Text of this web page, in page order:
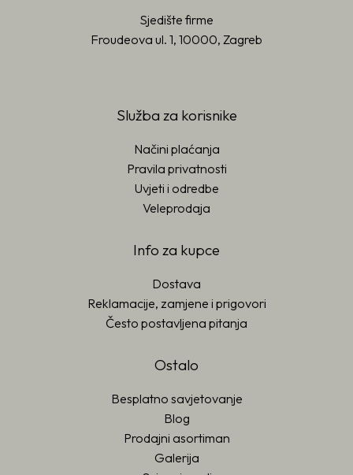
Sjedište firme
Froudeova ul. 1, 10000, Zagreb
Služba za korisnike
Načini plaćanja
Pravila privatnosti
Uvjeti i odredbe
Veleprodaja
Info za kupce
Dostava
Reklamacije, zamjene i prigovori
Često postavljena pitanja
Ostalo
Besplatno savjetovanje
Blog
Prodajni asortiman
Galerija